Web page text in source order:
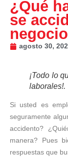
¿Qué
se
agosto 30,
¡Todo lo
laborales!.
Si usted es
seguramente
accidento?
manera? Pues
respuestas que